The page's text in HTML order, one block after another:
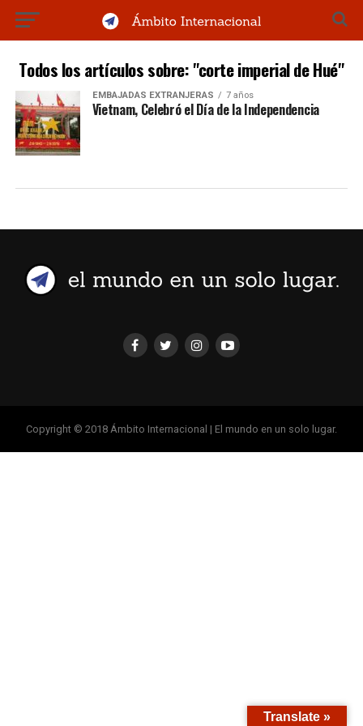
Todos los artículos sobre: "corte imperial de Hué"
EMBAJADAS EXTRANJERAS 7 años
Vietnam, Celebró el Día de la Independencia
Copyright © 2018 Ámbito Internacional | El mundo en un solo lugar.
Translate »